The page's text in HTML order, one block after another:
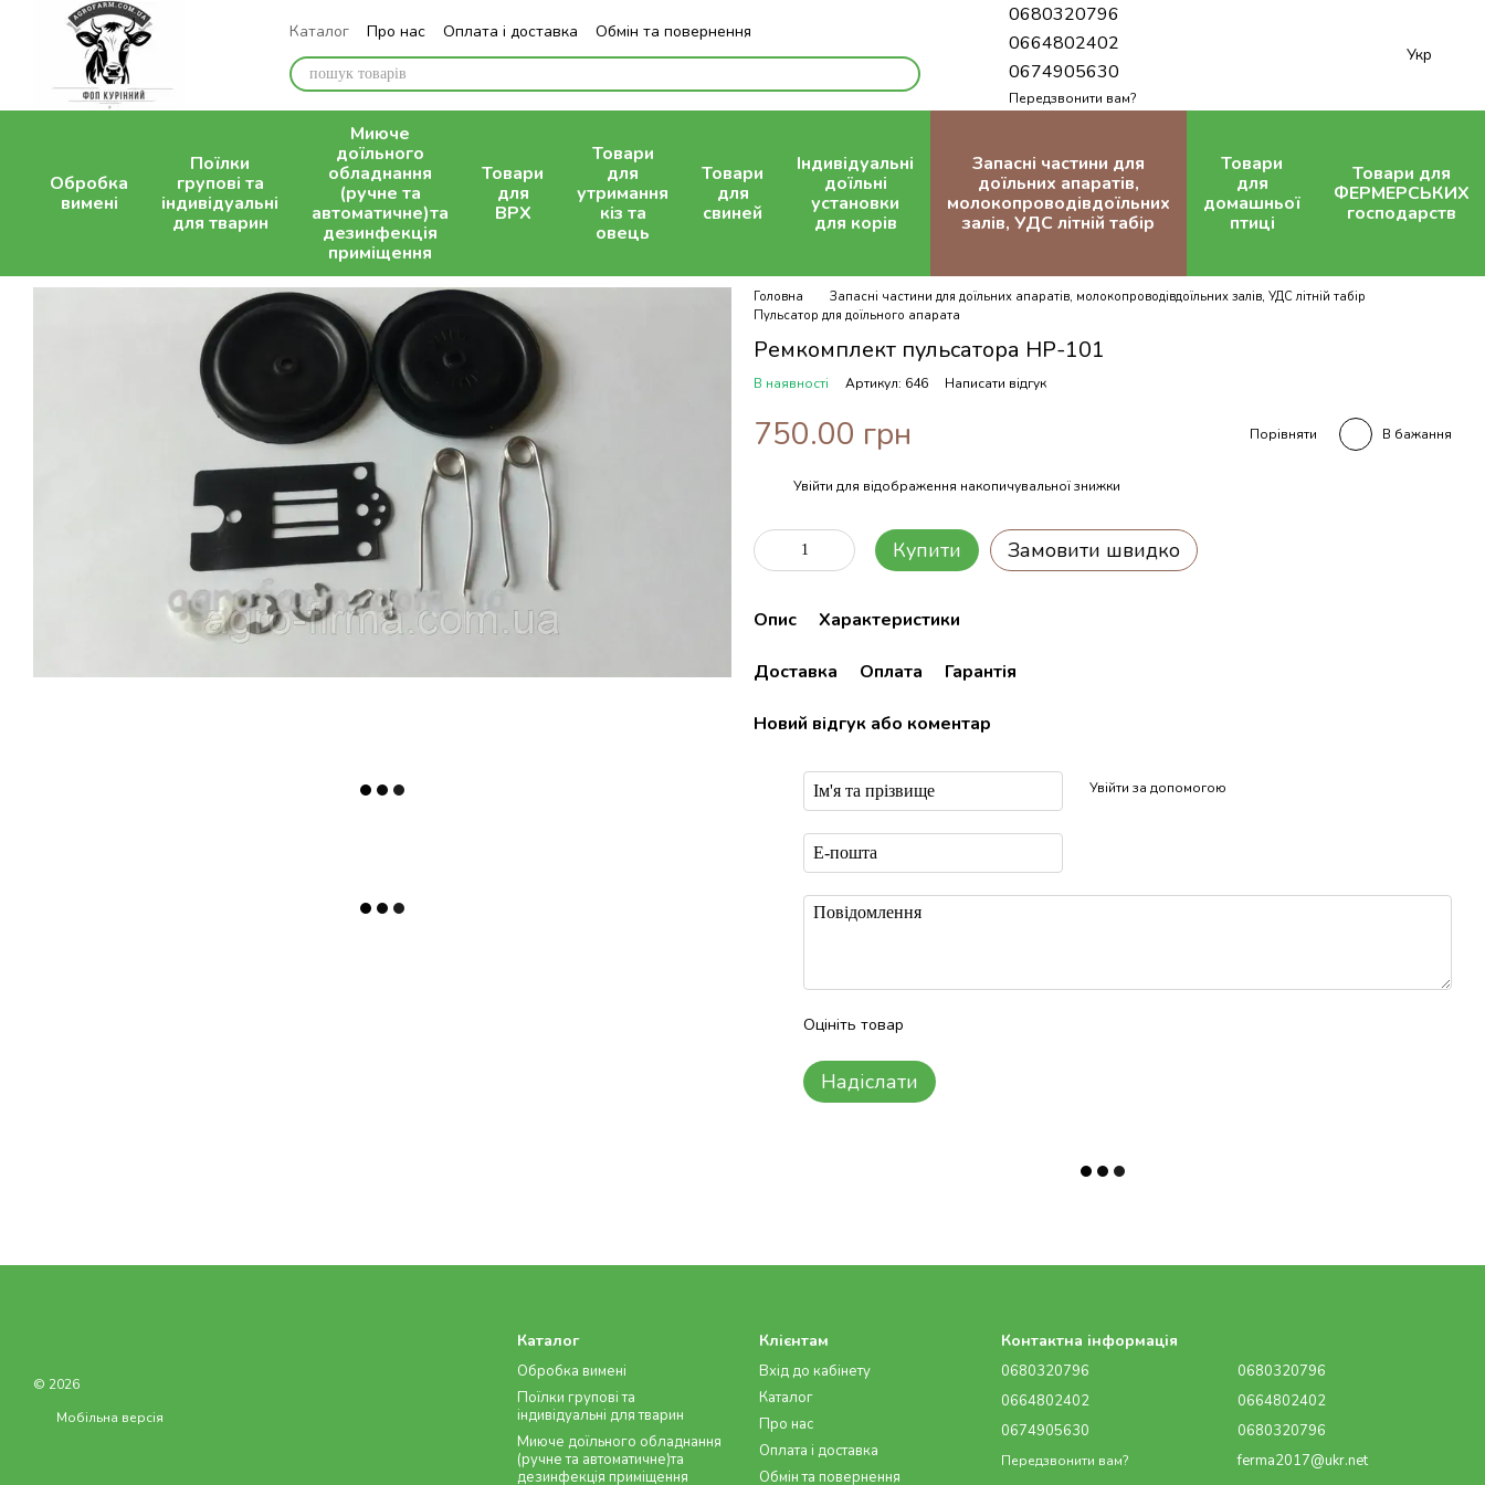
Перейти до основного контенту
Каталог Про нас Оплата і доставка
Обмін та повернення
Контактна інформація
Блог
0680320796
0664802402
0674905630
Передзвонити вам?
Укр
Обробка
вимені
Поїлки
групові та
індивідуальні
для тварин
Миюче
доїльного
обладнання
(ручне та
автоматичне)та
дезинфекція
приміщення
Товари
для
ВРХ
Товари
для
утримання
кіз та
овець
Товари
для
свиней
Індивідуальні
доїльні
установки
для корів
Запасні частини для
доїльних апаратів,
молокопроводівдоїльних
залів, УДС літній табір
Товари
для
домашньої
птиці
Товари для
ФЕРМЕРСЬКИХ
господарств
Головна
Запасні частини для доїльних апаратів, молокопроводівдоїльних залів, УДС літній табір
Пульсатор для доїльного апарата
Ремкомплект пульсатора НР-101
В наявності Артикул: 646 Написати відгук
750.00 грн Порівняти В бажання
Увійти для відображення накопичувальної знижки
Купити Замовити швидко
Опис Характеристики
Доставка Оплата Гарантія
Новий відгук або коментар
Увійти за допомогою
Оцініть товар
Надіслати
© 2026
Мобільна версія
Каталог
Обробка вимені
Поїлки групові та
індивідуальні для тварин
Миюче доїльного обладнання
(ручне та автоматичне)та
дезинфекція приміщення
Клієнтам
Вхід до кабінету
Каталог
Про нас
Оплата і доставка
Обмін та повернення
Контактна інформація
0680320796
0664802402
0674905630
Передзвонити вам?
0680320796
0664802402
0680320796
ferma2017@ukr.net